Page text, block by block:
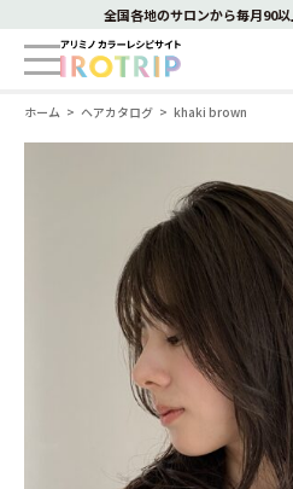
全国各地のサロンから毎月90
ホーム ヘアカタログ khaki brown